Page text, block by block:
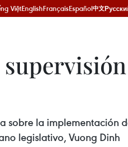
ViệtEnglishFrançaisEspañol中文
sobre la implementación
legislativo, Vuong Dinh